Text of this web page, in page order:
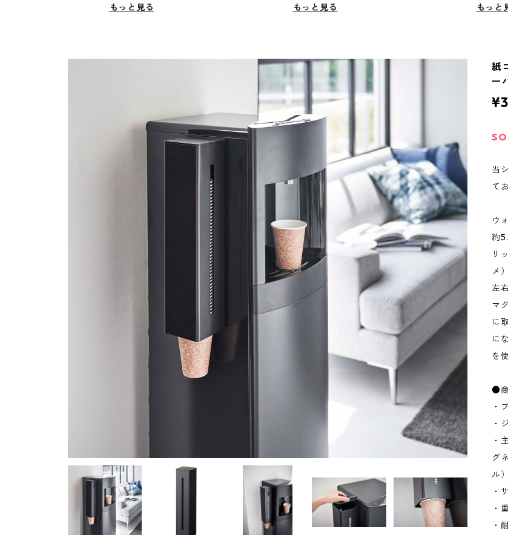
もっと見る
もっと見る
もっと
紙
ー
当
て
ウ
約
リ
メ
左
マ
に
に
を
●
・
・
・
グ
ル）
・
・
・